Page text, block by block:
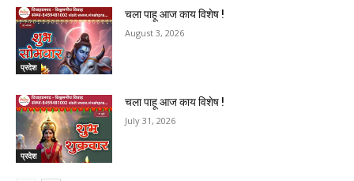
प्रदेश
चला पाहू आज काय विशेष !
August 3, 2026
प्रदेश
चला पाहू आज काय विशेष !
July 31, 2026